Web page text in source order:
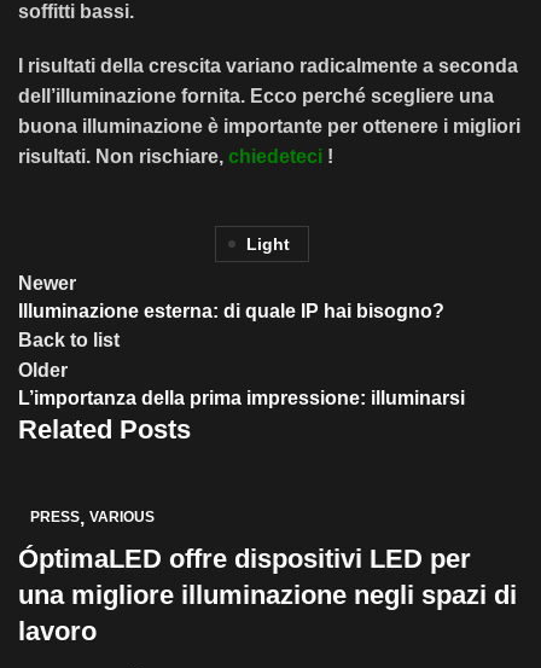
soffitti bassi.
I risultati della crescita variano radicalmente a seconda
dell’illuminazione fornita. Ecco perché scegliere una
buona illuminazione è importante per ottenere i migliori
risultati. Non rischiare, chiedeteci !
Light
Newer
Illuminazione esterna: di quale IP hai bisogno?
Back to list
Older
L’importanza della prima impressione: illuminarsi
Related Posts
PRESS, VARIOUS
ÓptimaLED offre dispositivi LED per
una migliore illuminazione negli spazi di
lavoro